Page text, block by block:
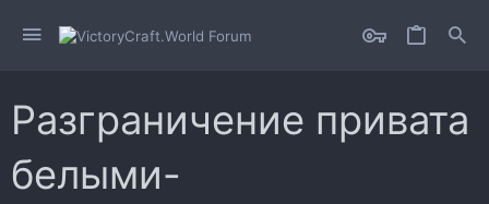
Разграничение привата
белыми-